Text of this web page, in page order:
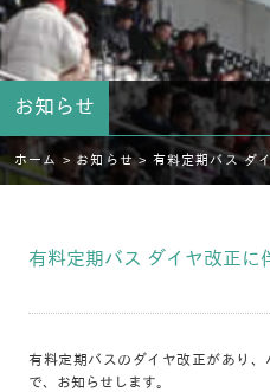
お知らせ
ホーム > お知らせ > 有料定期バス ダ
有料定期バス ダイヤ改正に
有料定期バスのダイヤ改正があり
で、お知らせします。